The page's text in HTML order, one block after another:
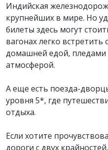
Индийская
крупнейших в мире. Но
билеты здесь могут
вагонах легко
домашней едой,
атмосферой.
А еще есть поезда-
уровня 5*, где
отдыха.
Если хотите
дороги с двух